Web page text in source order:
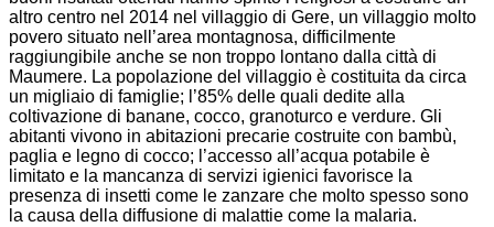
altro centro nel 2014 nel villaggio di Gere, un villaggio molto
povero situato nell’area montagnosa, difficilmente
raggiungibile anche se non troppo lontano dalla città di
Maumere. La popolazione del villaggio è costituita da circa
un migliaio di famiglie; l’85% delle quali dedite alla
coltivazione di banane, cocco, granoturco e verdure. Gli
abitanti vivono in abitazioni precarie costruite con bambù,
paglia e legno di cocco; l’accesso all’acqua potabile è
limitato e la mancanza di servizi igienici favorisce la
presenza di insetti come le zanzare che molto spesso sono
la causa della diffusione di malattie come la malaria.